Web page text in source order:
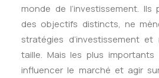
monde de l’investissement. Ils
des objectifs distincts, ne
stratégies d’investissement
taille. Mais les plus
influencer le marché et agir